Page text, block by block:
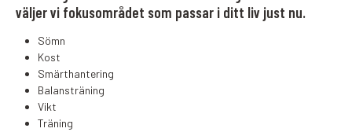
väljer vi fokusområdet som passar i ditt liv just nu.
Sömn
Kost
Smärthantering
Balansträning
Vikt
Träning